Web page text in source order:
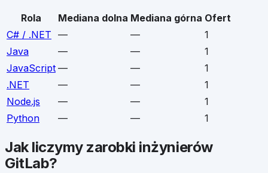
Rola Mediana dolna Mediana górna Ofert
C# / .NET — —
1
Java
— —
1
JavaScript — —
1
.NET
— —
1
Node.js
— —
1
Python
— — 1
Jak liczymy zarobki inżynierów
GitLab?